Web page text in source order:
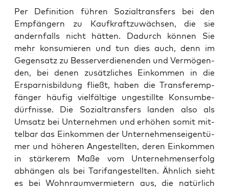
Per Defi­ni­ti­on füh­ren Sozi­al­trans­fers bei den
Emp­fän­gern zu Kauf­kraft­zu­wäch­sen, die sie
andern­falls nicht hät­ten. Dadurch kön­nen Sie
mehr kon­su­mie­ren und tun dies auch, denn im
Gegen­satz zu Bes­ser­ver­die­nen­den und Ver­mö­gen­
den, bei denen zusätz­li­ches Ein­kom­men in die
Erspar­nis­bil­dung fließt, haben die Trans­fer­emp­
fän­ger häu­fig viel­fäl­ti­ge unge­still­te Kon­sum­be­
dürf­nis­se. Die Sozi­al­trans­fers lan­den also als
Umsatz bei Unter­neh­men und erhö­hen somit mit­
tel­bar das Ein­kom­men der Unter­neh­mens­ei­gen­tü­
mer und höhe­ren Ange­stell­ten, deren Ein­kom­men
in stär­ke­rem Maße vom Unter­neh­mens­er­folg
abhän­gen als bei Tarif­an­ge­stell­ten. Ähn­lich sieht
es bei Wohn­raum­ver­mie­tern aus, die natür­lich